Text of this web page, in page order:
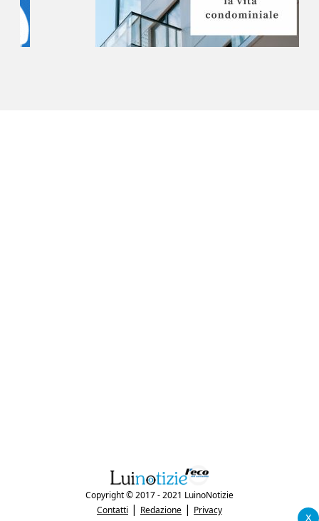
x
Copyright © 2017 - 2021 LuinoNotizie
Contatti | Redazione | Privacy